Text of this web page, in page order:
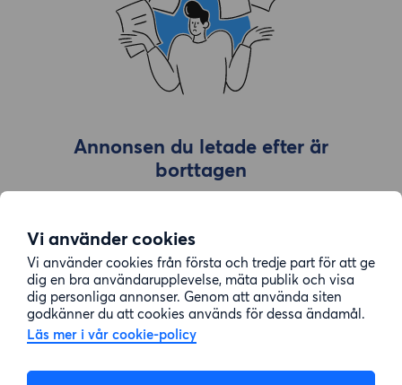
Vi använder cookies
Vi använder cookies från första och tredje part för att ge
dig en bra användarupplevelse, mäta publik och visa
dig personliga annonser. Genom att använda siten
godkänner du att cookies används för dessa ändamål.
Läs mer i vår cookie-policy
Annonsen du letade efter är
borttagen
Gå till sök